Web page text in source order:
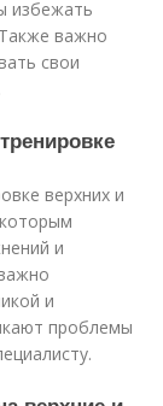
избежать
важно
свои
верхних и
и
и
проблемы